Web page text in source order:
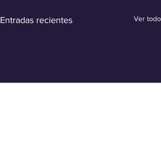
Entradas recientes Ver todo